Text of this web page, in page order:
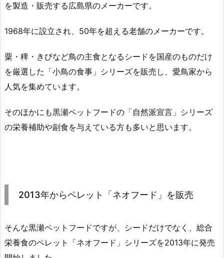
を製造・販売する広島県のメーカーです。
1968年に設立され、50年を超える老舗のメーカーです。
粟・稗・きびなど鳥の主食となるシードを国産のものだけ
を厳選した「小鳥の食事」シリーズを販売し、愛鳥家から
人気を集めています。
そのほかにも黒瀬ペットフードの「自然派宣言」シリーズ
の栄養補助や副食を与えている方も多いと思います。
2013年からペレット「ネオフード」を販売
そんな黒瀬ペットフードですが、シードだけでなく、総合
栄養食のペレット「ネオフード」シリーズを2013年に発売